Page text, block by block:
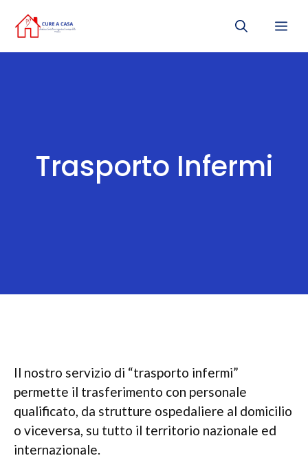
Trasporto Infermi
Il nostro servizio di “trasporto infermi”
permette il trasferimento con personale
qualificato, da strutture ospedaliere al domicilio
o viceversa, su tutto il territorio nazionale ed
internazionale.